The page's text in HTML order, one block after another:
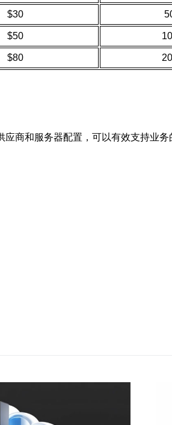
$30
$50
$80
商和服务器配置，可以有效支持业